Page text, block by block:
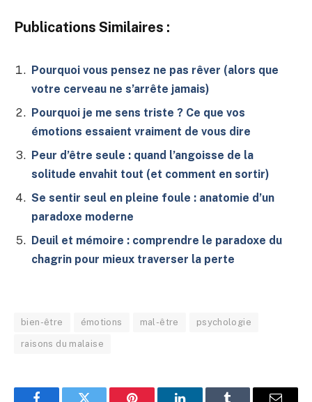
Publications Similaires :
Pourquoi vous pensez ne pas rêver (alors que
votre cerveau ne s’arrête jamais)
Pourquoi je me sens triste ? Ce que vos
émotions essaient vraiment de vous dire
Peur d’être seule : quand l’angoisse de la
solitude envahit tout (et comment en sortir)
Se sentir seul en pleine foule : anatomie d’un
paradoxe moderne
Deuil et mémoire : comprendre le paradoxe du
chagrin pour mieux traverser la perte
bien-être émotions mal-être psychologie
raisons du malaise